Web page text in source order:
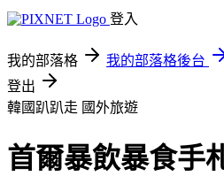
登入
我的部落格 我的部落格後台
登出
韓國趴趴走 國外旅遊
首爾暴飲暴食手